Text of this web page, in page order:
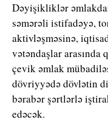
Dəyişikliklər
səmərəli istifadəyə,
aktivləşməsinə,
vətəndaşlar arasında
çevik əmlak
dövriyyədə dövlətin
bərabər şərtlərlə
edəcək.